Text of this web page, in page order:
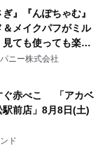
』『んぽちゃむ』
メイクパフがミル
ても使っても楽し
トなコレクショ
ニー株式会社
ぐ赤べこ 「アカベ
駅前店」8月8日(土)
ド